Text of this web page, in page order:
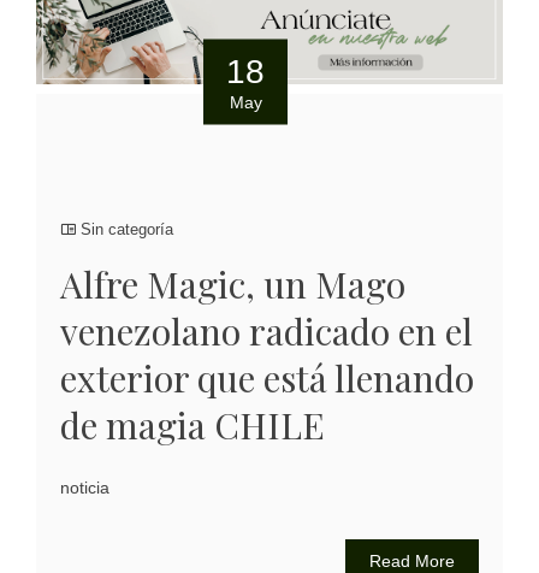
18
May
Sin categoría
Alfre Magic, un Mago
venezolano radicado en el
exterior que está llenando
de magia CHILE
noticia
Read More